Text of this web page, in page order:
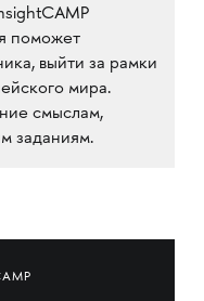
поможет
выйти за рамки
мира.
смыслам,
заданиям.